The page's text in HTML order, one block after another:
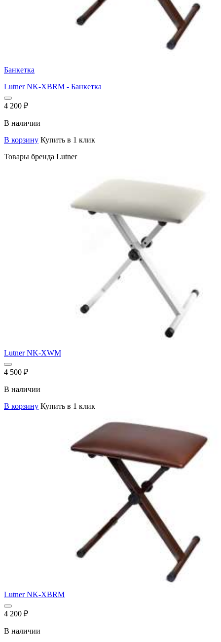
Банкетка
Lutner NK-XBRM - Банкетка
4 200 ₽
В наличии
В корзину Купить в 1 клик
Товары бренда Lutner
Lutner NK-XWM
4 500 ₽
В наличии
В корзину Купить в 1 клик
Lutner NK-XBRM
4 200 ₽
В наличии